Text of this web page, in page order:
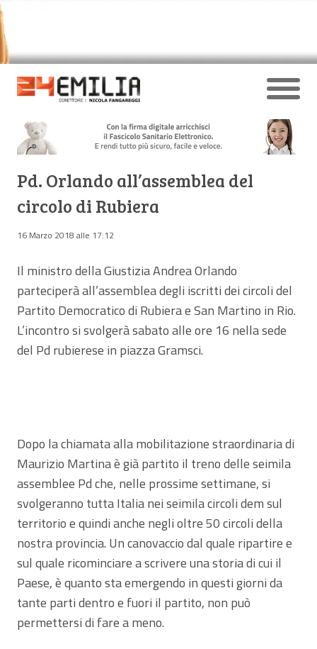
Pd. Orlando all’assemblea del
circolo di Rubiera
16 Marzo 2018 alle 17:12
Il ministro della Giustizia Andrea Orlando
parteciperà all’assemblea degli iscritti dei circoli del
Partito Democratico di Rubiera e San Martino in Rio.
L’incontro si svolgerà sabato alle ore 16 nella sede
del Pd rubierese in piazza Gramsci.
Dopo la chiamata alla mobilitazione straordinaria di
Maurizio Martina è già partito il treno delle seimila
assemblee Pd che, nelle prossime settimane, si
svolgeranno tutta Italia nei seimila circoli dem sul
territorio e quindi anche negli oltre 50 circoli della
nostra provincia. Un canovaccio dal quale ripartire e
sul quale ricominciare a scrivere una storia di cui il
Paese, è quanto sta emergendo in questi giorni da
tante parti dentro e fuori il partito, non può
permettersi di fare a meno.